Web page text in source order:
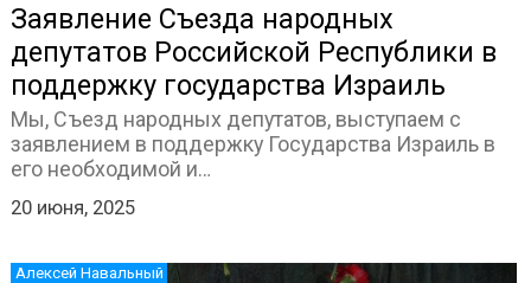
Заявление Съезда народных
депутатов Российской Республики в
поддержку государства Израиль
Мы, Съезд народных депутатов, выступаем с
заявлением в поддержку Государства Израиль в
его необходимой и…
20 июня, 2025
Алексей Навальный